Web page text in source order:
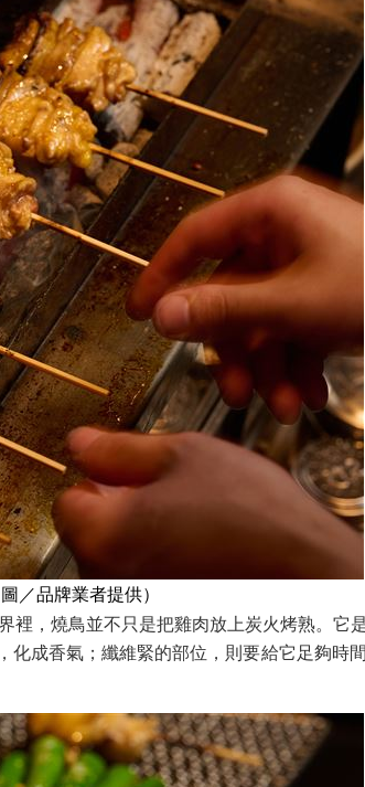
／品牌業者提供）
，燒鳥並不只是把雞肉放上炭火烤熟。它
成香氣；纖維緊的部位，則要給它足夠時